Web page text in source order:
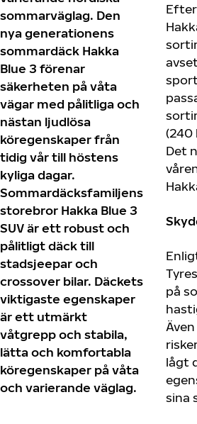
sommarväglag. Den
nya generationens
sommardäck Hakka
Blue 3 förenar
säkerheten på våta
vägar med pålitliga och
nästan ljudlösa
köregenskaper från
tidig vår till höstens
kyliga dagar.
Sommardäcksfamiljens
storebror Hakka Blue 3
SUV är ett robust och
pålitligt däck till
stadsjeepar och
crossover bilar. Däckets
viktigaste egenskaper
är ett utmärkt
våtgrepp och stabila,
lätta och komfortabla
köregenskaper på våta
och varierande väglag.
(240
Det
på
lågt
sina